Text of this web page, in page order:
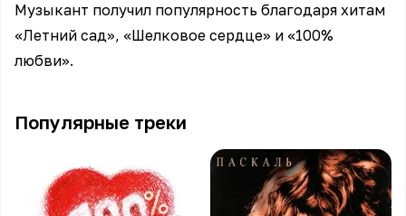
Музыкант получил популярность благодаря хитам
«Летний сад», «Шелковое сердце» и «100%
любви».
Популярные треки